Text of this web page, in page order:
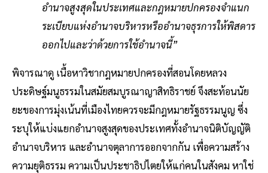
อำนาจสูงสุดในประเทศและกฎหมายปกครองจำแนก
ระเบียบแห่งอำนาจบริหารหรืออำนาจธุรการให้พิสดาร
ออกไปและว่าด้วยการใช้อำนาจนี้”
พิจารณาดู เนื้อหาวิชากฎหมายปกครองที่สอนโดยหลวง
ประดิษฐ์มนูธรรมในสมัยสมบูรณาญาสิทธิราชย์ จึงสะท้อนนัย
ยะของการมุ่งเน้นที่เมืองไทยควรจะมีกฎหมายรัฐธรรมนูญ ซึ่ง
ระบุให้แบ่งแยกอำนาจสูงสุดของประเทศทั้งอำนาจนิติบัญญัติ
อำนาจบริหาร และอำนาจตุลาการออกจากกัน เพื่อความสร้าง
ความยุติธรรม ความเป็นประชาธิปไตยให้แก่คนในสังคม หาใช่